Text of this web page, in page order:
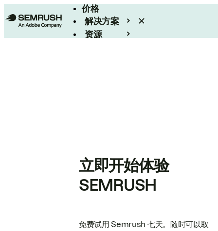
价格
解决方案
资源
立即开始体验
SEMRUSH
免费试用 Semrush 七天。随时可以取